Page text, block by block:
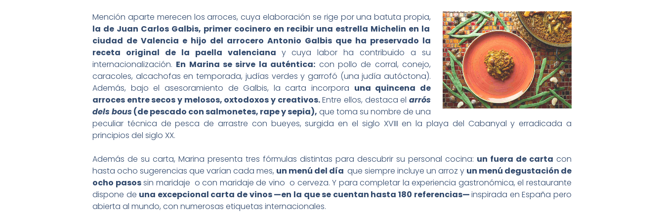
Mención aparte merecen los arroces, cuya elaboración se rige por una batuta propia,
la de Juan Carlos Galbis, primer cocinero en recibir una estrella Michelin en la
ciudad de Valencia e hijo del arrocero Antonio Galbis que ha preservado la
receta original de la paella valenciana y cuya labor ha contribuido a su
internacionalización. En Marina se sirve la auténtica: con pollo de corral, conejo,
caracoles, alcachofas en temporada, judías verdes y garrofó (una judía autóctona).
Además, bajo el asesoramiento de Galbis, la carta incorpora una quincena de
arroces entre secos y melosos, oxtodoxos y creativos.Entre ellos, destaca elarrós
dels bous(de pescado con salmonetes, rape y sepia), que toma su nombre de una
peculiar técnica de pesca de arrastre con bueyes, surgida en el siglo XVIII en la playa del Cabanyal y erradicada a
principios del siglo XX.
Además de su carta, Marina presenta tres fórmulas distintas para descubrir su personal cocina: un fuera de carta con
hasta ocho sugerencias que varían cada mes, un menú del día que siempre incluye un arroz y un menú degustación de
ocho pasossin maridaje o con maridaje de vino o cerveza. Y para completar la experiencia gastronómica, el restaurante
dispone de una excepcional carta de vinos —en la que se cuentan hasta 180 referencias—inspirada en España pero
abierta al mundo, con numerosas etiquetas internacionales.